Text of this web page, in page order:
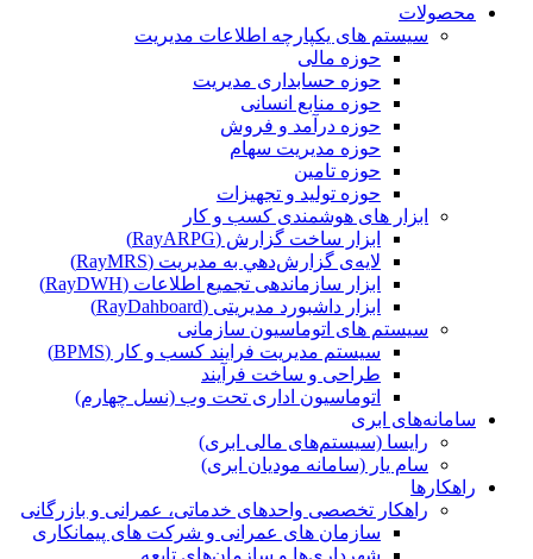
محصولات
سیستم های یکپارچه اطلاعات مدیریت
حوزه مالی
حوزه حسابداری مدیریت
حوزه منابع انسانی
حوزه درآمد و فروش
حوزه مدیریت سهام
حوزه تامین
حوزه تولید و تجهیزات
ابزار های هوشمندی کسب و کار
ابزار ساخت گزارش (RayARPG)
لایه‌ی گزارش‌دهي به مديريت (RayMRS)
ابزار سازماندهی تجمیع اطلاعات (RayDWH)
ابزار داشبورد مدیریتی (RayDahboard)
سیستم های اتوماسیون سازمانی
سیستم مدیریت فرایند کسب و کار (BPMS)
طراحی و ساخت فرآیند
اتوماسیون اداری تحت وب (نسل چهارم)
سامانه‌های ابری
رایسا (سیستم‌های مالی ابری)
سام یار (سامانه مودیان ابری)
راهکارها
راهکار تخصصی واحدهای خدماتی، عمرانی و بازرگانی
سازمان های عمرانی و شرکت های پیمانکاری
شهرداری‌ها و سازمان‌های تابعه